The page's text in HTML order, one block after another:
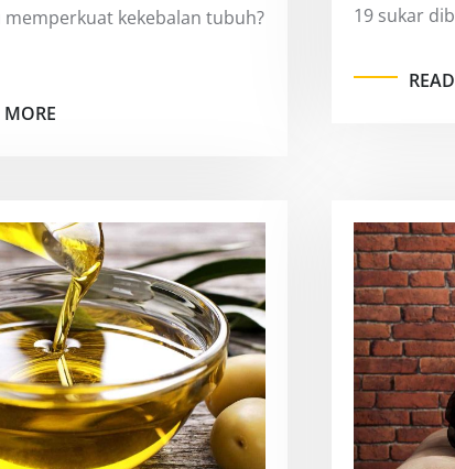
kekebalan tubuh?
MORE
19 sukar